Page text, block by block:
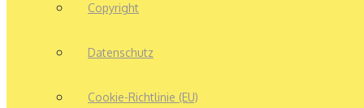
Copyright
Datenschutz
Cookie-Richtlinie (EU)